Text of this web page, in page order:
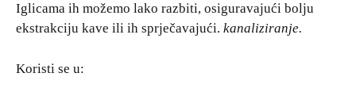
Iglicama ih možemo lako razbiti, osiguravajući bolju
ekstrakciju kave ili ih sprječavajući. kanaliziranje.
Koristi se u: